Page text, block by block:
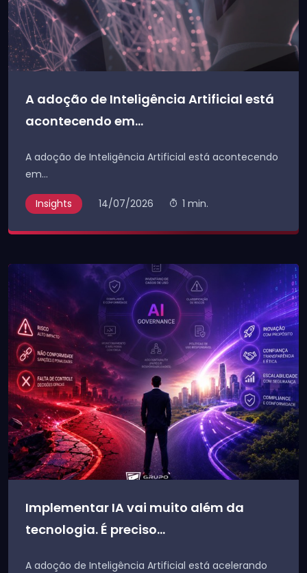
A adoção de Inteligência Artificial está
acontecendo em...
A adoção de Inteligência Artificial está acontecendo
em...
Insights 14/07/2026 1 min.
Implementar IA vai muito além da
tecnologia. É preciso...
A adoção de Inteligência Artificial está acelerando